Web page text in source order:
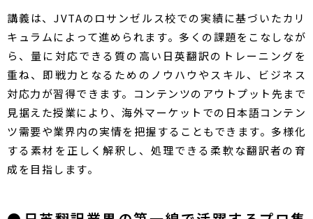
講義は、JVTAのロサンゼルス校での実績に基づいたカリ
キュラムによって進められます。多くの課題をこなしなが
ら、量に対応できる質の高い日英翻訳のトレーニングを
重ね、即戦力となるためのノウハウやスキル、ビジネス
対応力が習得できます。コンテンツのアウトプット先まで
見据えた授業により、海外マーケットでの日本語コンテン
ツ需要や業界内の実情を把握することもできます。多様化
する素材を正しく解釈し、処理できる柔軟な翻訳者の育
成を目指します。